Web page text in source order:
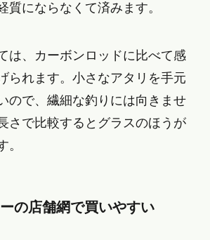
質にならなくて済みます。
は、カーボンロッドに比べて感
られます。小さなアタリを手元
ので、繊細な釣りには向きませ
さで比較するとグラスのほうが
。
の店舗網で買いやすい